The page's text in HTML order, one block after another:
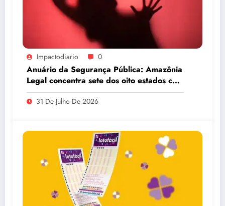
Impactodiario 0
Anuário da Segurança Pública: Amazônia
Legal concentra sete dos oito estados com
maiores taxas de estupro do país
31 De Julho De 2026